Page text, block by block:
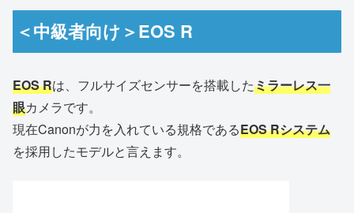
＜中級者向け＞EOS R
EOS Rは、フルサイズセンサーを搭載したミラーレス一
眼カメラです。
現在Canonが力を入れている規格であるEOS Rシステム
を採用したモデルと言えます。